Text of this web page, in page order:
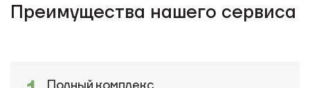
Преимущества нашего сервиса